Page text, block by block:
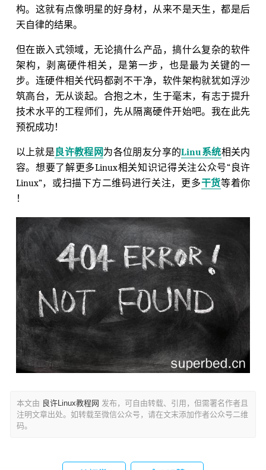
构。这就有点像明星的好身材，从来不是天生，都是后
天自律的结果。
但在嵌入式领域，无论搞什么产品，搞什么复杂的软件
架构，剥离硬件相关，是第一步，也是最为关键的一
步。连硬件相关代码都剥不干净，软件架构就犹如浮沙
筑高台，无从谈起。合抱之木，生于毫末，有志于提升
技术水平的工程师们，先从隔离硬件开始吧。我在此先
预祝成功！
以上就是良许教程网为各位朋友分享的Linu系统相关内
容。想要了解更多Linux相关知识记得关注公众号“良许
Linux”，或扫描下方二维码进行关注，更多干货等着你
！
本文由 良许Linux教程网 发布，可自由转载、引用，但需署名作者且
注明文章出处。如转载至微信公众号，请在文末添加作者公众号二维
码。